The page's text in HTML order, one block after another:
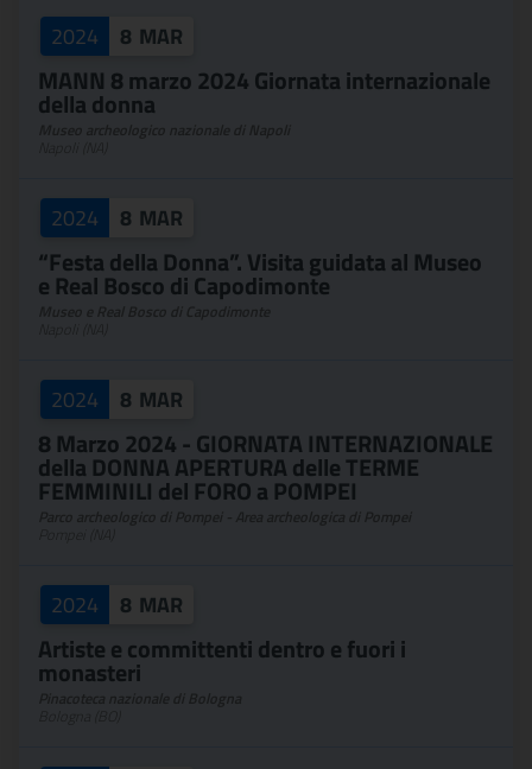
2024 8 MAR
MANN 8 marzo 2024 Giornata internazionale
della donna
2024 8 MAR
“Festa della Donna”. Visita guidata al Museo
e Real Bosco di Capodimonte
2024 8 MAR
8 Marzo 2024 - GIORNATA INTERNAZIONALE
della DONNA APERTURA delle TERME
FEMMINILI del FORO a POMPEI
2024 8 MAR
Artiste e committenti dentro e fuori i
monasteri